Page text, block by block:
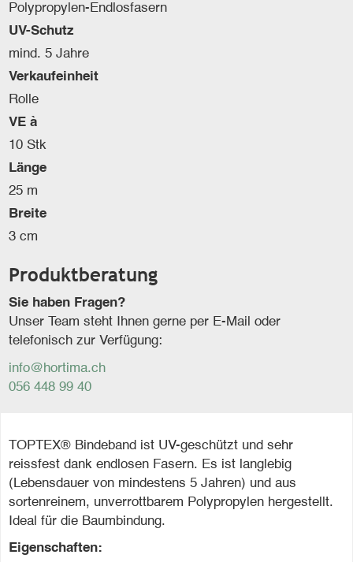
Polypropylen-Endlosfasern
UV-Schutz
mind. 5 Jahre
Verkaufeinheit
Rolle
VE à
10 Stk
Länge
25 m
Breite
3 cm
Produktberatung
Sie haben Fragen?
Unser Team steht Ihnen gerne per E-Mail oder
telefonisch zur Verfügung:
info@hortima.ch
056 448 99 40
TOPTEX® Bindeband ist UV-geschützt und sehr
reissfest dank endlosen Fasern. Es ist langlebig
(Lebensdauer von mindestens 5 Jahren) und aus
sortenreinem, unverrottbarem Polypropylen hergestellt.
Ideal für die Baumbindung.
Eigenschaften: